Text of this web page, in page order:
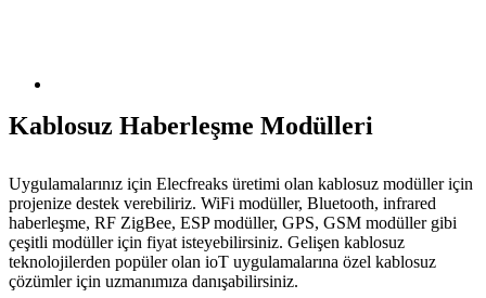
Kablosuz Haberleşme Modülleri
Uygulamalarınız için Elecfreaks üretimi olan kablosuz modüller için
projenize destek verebiliriz. WiFi modüller, Bluetooth, infrared
haberleşme, RF ZigBee, ESP modüller, GPS, GSM modüller gibi
çeşitli modüller için fiyat isteyebilirsiniz. Gelişen kablosuz
teknolojilerden popüler olan ioT uygulamalarına özel kablosuz
çözümler için uzmanımıza danışabilirsiniz.